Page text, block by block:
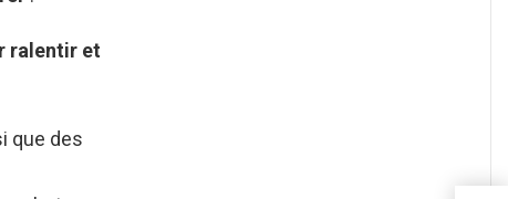
ralentir et
que des